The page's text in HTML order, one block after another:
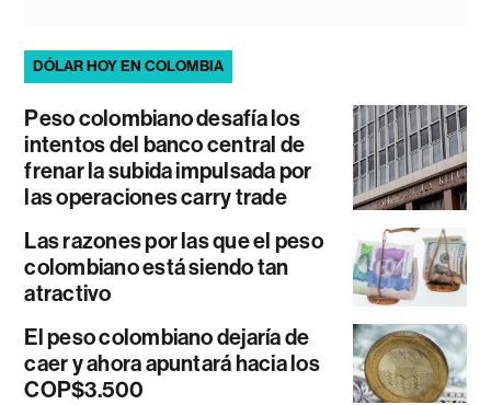
DÓLAR HOY EN COLOMBIA
Peso colombiano desafía los
intentos del banco central de
frenar la subida impulsada por
las operaciones carry trade
Las razones por las que el peso
colombiano está siendo tan
atractivo
El peso colombiano dejaría de
caer y ahora apuntará hacia los
COP$3.500